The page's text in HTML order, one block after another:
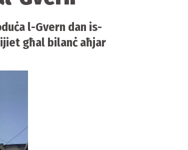
l-Gvern dan is-
għal bilanċ aħjar